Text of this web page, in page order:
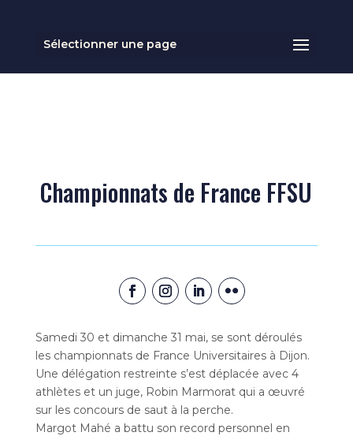
Sélectionner une page
Championnats de France FFSU
Samedi 30 et dimanche 31 mai, se sont déroulés
les championnats de France Universitaires à Dijon.
Une délégation restreinte s’est déplacée avec 4
athlètes et un juge, Robin Marmorat qui a œuvré
sur les concours de saut à la perche.
Margot Mahé a battu son record personnel en